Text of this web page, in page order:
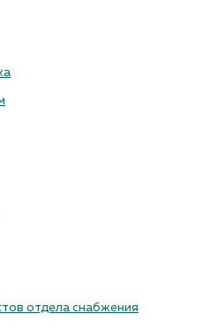
отдела снабжения